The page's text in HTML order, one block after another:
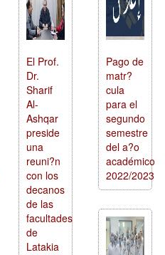
El Prof.
Dr.
Sharif
Al-
Ashqar
preside
una
reuni?n
con los
decanos
de las
facultades
de
Latakia
Pago de
matr?
cula
para el
segundo
semestre
del a?o
académico
2022/2023